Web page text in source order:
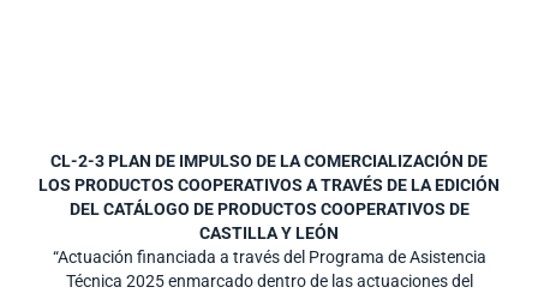
CL-2-3 PLAN DE IMPULSO DE LA COMERCIALIZACIÓN DE
LOS PRODUCTOS COOPERATIVOS A TRAVÉS DE LA EDICIÓN
DEL CATÁLOGO DE PRODUCTOS COOPERATIVOS DE
CASTILLA Y LEÓN
“Actuación financiada a través del Programa de Asistencia
Técnica 2025 enmarcado dentro de las actuaciones del